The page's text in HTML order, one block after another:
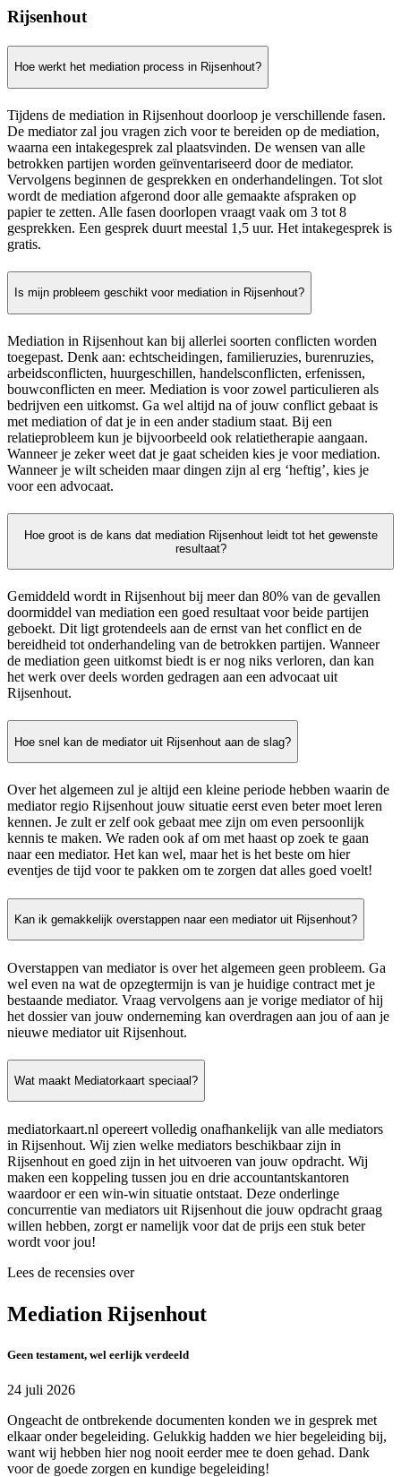
Rijsenhout
Hoe werkt het mediation process in Rijsenhout?
Tijdens de mediation in Rijsenhout doorloop je verschillende fasen.
De mediator zal jou vragen zich voor te bereiden op de mediation,
waarna een intakegesprek zal plaatsvinden. De wensen van alle
betrokken partijen worden geïnventariseerd door de mediator.
Vervolgens beginnen de gesprekken en onderhandelingen. Tot slot
wordt de mediation afgerond door alle gemaakte afspraken op
papier te zetten. Alle fasen doorlopen vraagt vaak om 3 tot 8
gesprekken. Een gesprek duurt meestal 1,5 uur. Het intakegesprek is
gratis.
Is mijn probleem geschikt voor mediation in Rijsenhout?
Mediation in Rijsenhout kan bij allerlei soorten conflicten worden
toegepast. Denk aan: echtscheidingen, familieruzies, burenruzies,
arbeidsconflicten, huurgeschillen, handelsconflicten, erfenissen,
bouwconflicten en meer. Mediation is voor zowel particulieren als
bedrijven een uitkomst. Ga wel altijd na of jouw conflict gebaat is
met mediation of dat je in een ander stadium staat. Bij een
relatieprobleem kun je bijvoorbeeld ook relatietherapie aangaan.
Wanneer je zeker weet dat je gaat scheiden kies je voor mediation.
Wanneer je wilt scheiden maar dingen zijn al erg ‘heftig’, kies je
voor een advocaat.
Hoe groot is de kans dat mediation Rijsenhout leidt tot het gewenste
resultaat?
Gemiddeld wordt in Rijsenhout bij meer dan 80% van de gevallen
doormiddel van mediation een goed resultaat voor beide partijen
geboekt. Dit ligt grotendeels aan de ernst van het conflict en de
bereidheid tot onderhandeling van de betrokken partijen. Wanneer
de mediation geen uitkomst biedt is er nog niks verloren, dan kan
het werk over deels worden gedragen aan een advocaat uit
Rijsenhout.
Hoe snel kan de mediator uit Rijsenhout aan de slag?
Over het algemeen zul je altijd een kleine periode hebben waarin de
mediator regio Rijsenhout jouw situatie eerst even beter moet leren
kennen. Je zult er zelf ook gebaat mee zijn om even persoonlijk
kennis te maken. We raden ook af om met haast op zoek te gaan
naar een mediator. Het kan wel, maar het is het beste om hier
eventjes de tijd voor te pakken om te zorgen dat alles goed voelt!
Kan ik gemakkelijk overstappen naar een mediator uit Rijsenhout?
Overstappen van mediator is over het algemeen geen probleem. Ga
wel even na wat de opzegtermijn is van je huidige contract met je
bestaande mediator. Vraag vervolgens aan je vorige mediator of hij
het dossier van jouw onderneming kan overdragen aan jou of aan je
nieuwe mediator uit Rijsenhout.
Wat maakt Mediatorkaart speciaal?
mediatorkaart.nl opereert volledig onafhankelijk van alle mediators
in Rijsenhout. Wij zien welke mediators beschikbaar zijn in
Rijsenhout en goed zijn in het uitvoeren van jouw opdracht. Wij
maken een koppeling tussen jou en drie accountantskantoren
waardoor er een win-win situatie ontstaat. Deze onderlinge
concurrentie van mediators uit Rijsenhout die jouw opdracht graag
willen hebben, zorgt er namelijk voor dat de prijs een stuk beter
wordt voor jou!
Lees de recensies over
Mediation Rijsenhout
Geen testament, wel eerlijk verdeeld
24 juli 2026
Ongeacht de ontbrekende documenten konden we in gesprek met
elkaar onder begeleiding. Gelukkig hadden we hier begeleiding bij,
want wij hebben hier nog nooit eerder mee te doen gehad. Dank
voor de goede zorgen en kundige begeleiding!